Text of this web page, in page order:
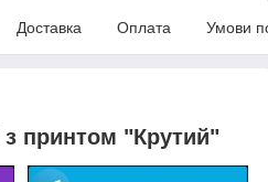
Доставка Оплата Умови
принтом "Крутий"